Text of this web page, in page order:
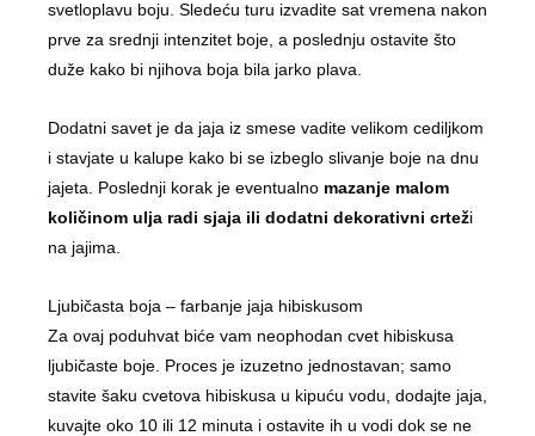
svetloplavu boju. Sledeću turu izvadite sat vremena nakon
prve za srednji intenzitet boje, a poslednju ostavite što
duže kako bi njihova boja bila jarko plava.
Dodatni savet je da jaja iz smese vadite velikom cediljkom
i stavjate u kalupe kako bi se izbeglo slivanje boje na dnu
jajeta. Poslednji korak je eventualno mazanje malom
količinom ulja radi sjaja ili dodatni dekorativni crteži
na jajima.
Ljubičasta boja – farbanje jaja hibiskusom
Za ovaj poduhvat biće vam neophodan cvet hibiskusa
ljubičaste boje. Proces je izuzetno jednostavan; samo
stavite šaku cvetova hibiskusa u kipuću vodu, dodajte jaja,
kuvajte oko 10 ili 12 minuta i ostavite ih u vodi dok se ne